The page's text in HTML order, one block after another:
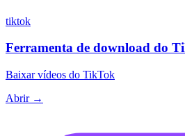
tiktok
Ferramenta de download do
Baixar vídeos do TikTok
Abrir →